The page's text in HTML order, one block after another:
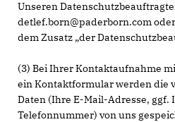
Unseren
detlef.born@paderborn.com
dem Zusatz „der
(3) Bei Ihrer Kontaktaufnahme
ein Kontaktformular werden die
Daten (Ihre E-Mail-Adresse, ggf.
Telefonnummer) von uns